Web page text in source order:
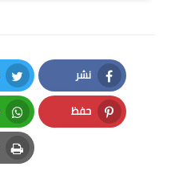
نشر
Facebook
حفظ
Pinterest